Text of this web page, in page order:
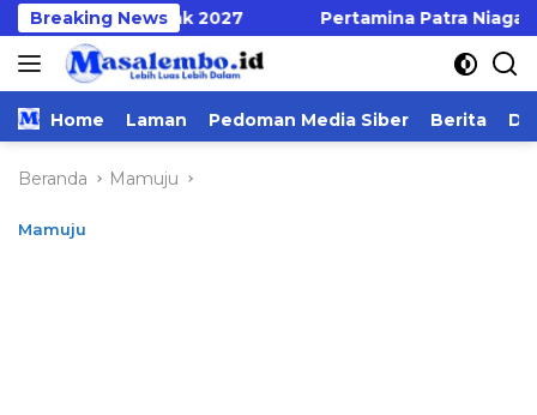
Langsung
ke
konten
Breaking News
Serentak 2027 Pertamina Patra Niaga Regional
Home Laman Pedoman Media Siber Berita
Beranda Mamuju
Mamuju